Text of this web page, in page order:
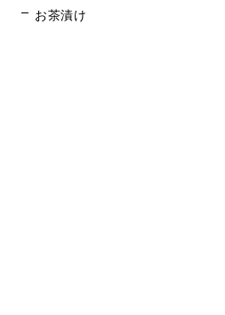
お茶漬け